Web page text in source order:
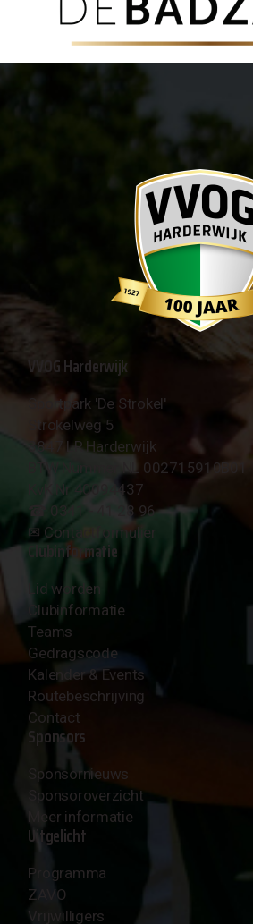
VVOG Harderwijk
Sportpark 'De Strokel'
Strokelweg 5
3847 LR Harderwijk
BTW Nummer NL 002715910B01
KvK Nr 40094437
☎︎ 0341 - 41 28 96
✉︎ Contactformulier
Clubinformatie
Lid worden
Clubinformatie
Teams
Gedragscode
Kalender & Events
Routebeschrijving
Contact
Sponsors
Sponsornieuws
Sponsoroverzicht
Meer informatie
Uitgelicht
Programma
ZAVO
Vrijwilligers